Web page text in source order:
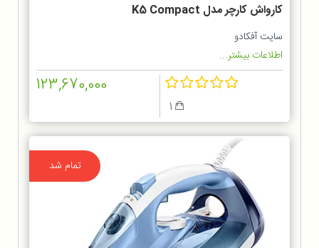
کارواش کارچر مدل K5 Compact
سایت آفکادو
اطلاعات بیشتر...
123,670,000
تمام شد